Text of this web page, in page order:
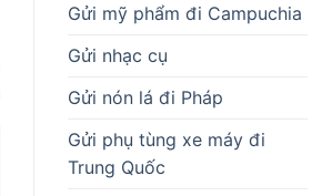
Gửi mỹ phẩm đi Campuchia
Gửi nhạc cụ
Gửi nón lá đi Pháp
Gửi phụ tùng xe máy đi
Trung Quốc